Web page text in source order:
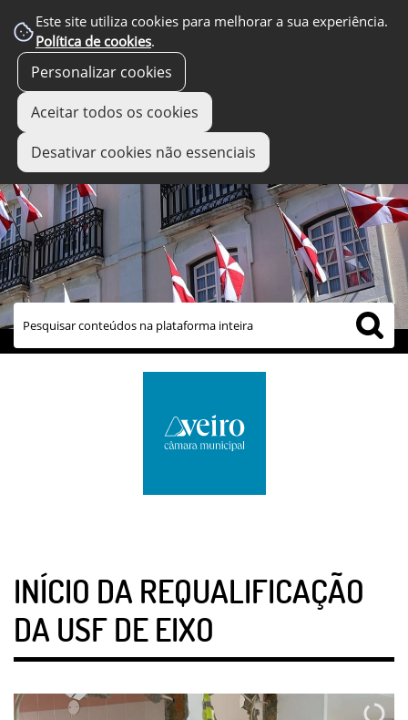
Este site utiliza cookies para melhorar a sua experiência.
Política de cookies.
Personalizar cookies
Aceitar todos os cookies
Desativar cookies não essenciais
links úteis
INÍCIO DA REQUALIFICAÇÃO
DA USF DE EIXO